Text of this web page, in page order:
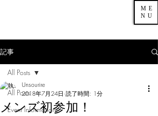
ME
NU
記事
All Posts
Event Information
All Posts
メンズ初参加！
Unsourire
2018年7月24日 読了時間: 1分